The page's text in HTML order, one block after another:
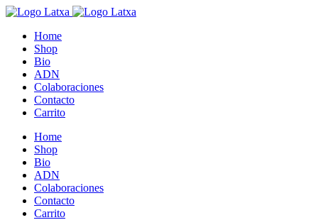
Home
Shop
Bio
ADN
Colaboraciones
Contacto
Carrito
Home
Shop
Bio
ADN
Colaboraciones
Contacto
Carrito